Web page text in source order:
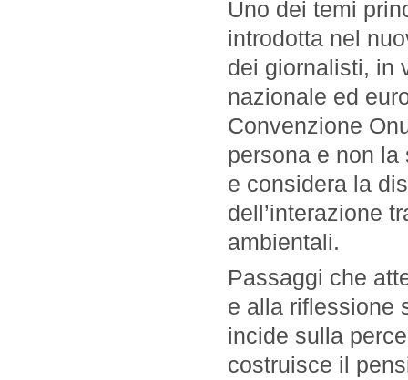
Uno dei temi
introdotta nel
dei giornalisti, in
nazionale ed
Convenzione
persona e non la
e considera la
dell’interazione
ambientali.
Passaggi che
e alla riflessione
incide sulla
costruisce il